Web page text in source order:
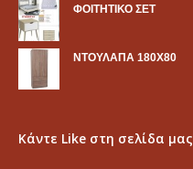
ΦΟΙΤΗΤΙΚΟ ΣΕΤ
ΝΤΟΥΛΑΠΑ 180Χ80
Κάντε Like στη σελίδα μας